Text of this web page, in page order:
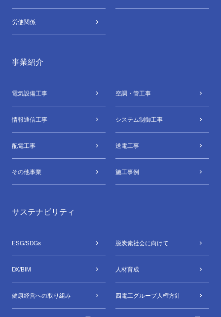
労使関係
事業紹介
電気設備⼯事 空調・管⼯事
情報通信⼯事 システム制御⼯事
配電⼯事 送電⼯事
その他事業 施工事例
サステナビリティ
ESG/SDGs 脱炭素社会に向けて
DX/BIM ⼈材育成
健康経営への取り組み 四電工グループ人権方針